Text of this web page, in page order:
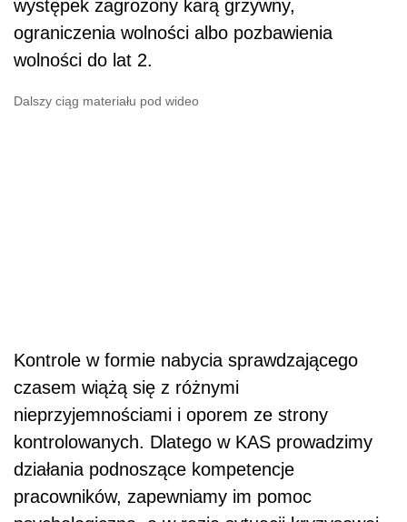
występek zagrożony karą grzywny,
ograniczenia wolności albo pozbawienia
wolności do lat 2.
Dalszy ciąg materiału pod wideo
Kontrole w formie nabycia sprawdzającego
czasem wiążą się z różnymi
nieprzyjemnościami i oporem ze strony
kontrolowanych. Dlatego w KAS prowadzimy
działania podnoszące kompetencje
pracowników, zapewniamy im pomoc